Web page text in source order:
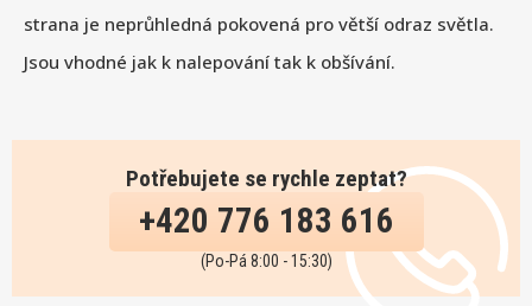
strana je neprůhledná pokovená pro větší odraz světla.
Jsou vhodné jak k nalepování tak k obšívání.
Potřebujete se rychle zeptat?
+420 776 183 616
(Po-Pá 8:00 - 15:30)